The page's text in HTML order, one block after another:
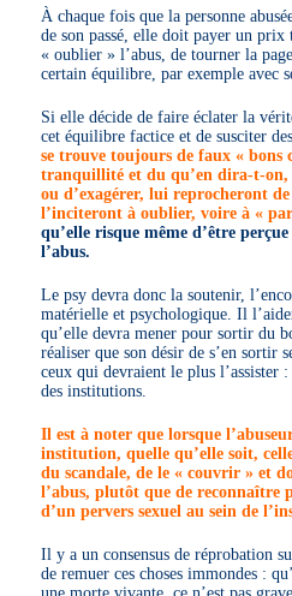
À chaque fois que la personne
de son passé, elle doit payer un prix
« oublier » l’abus, de tourner la
certain équilibre, par exemple avec
Si elle décide de faire éclater la
cet équilibre factice et de susciter
se trouve toujours de faux « bons
tranquillité et du qu’en dira-t-on,
ou d’exagérer, lui reprocheront
l’inciteront à oublier, voire à «
qu’elle risque même d’être
l’abus.
Le psy devra donc la soutenir,
matérielle et psychologique. Il
qu’elle devra mener pour sortir du
réaliser que son désir de s’en sortir
ceux qui devraient le plus l’assister
des institutions.
Il est à noter que lorsque
institution, quelle qu’elle soit,
du scandale, de le « couvrir » et
l’abus, plutôt que de reconnaître
d’un pervers sexuel au sein de
Il y a un consensus de réprobation
de remuer ces choses immondes :